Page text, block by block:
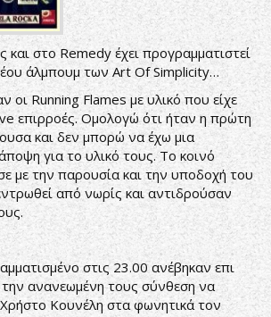
στο Remedy έχει προγραμματιστεί
άλμπουμ των Art Of Simplicity…
οι Running Flames με υλικό που είχε
επιρροές. Ομολογώ ότι ήταν η πρώτη
και δεν μπορώ να έχω μια
για το υλικό τους. Το κοινό
με την παρουσία και την υποδοχή του
από νωρίς και αντιδρούσαν
στις 23.00 ανέβηκαν επι
την ανανεωμένη τους σύνθεση να
Κουνέλη στα φωνητικά τον